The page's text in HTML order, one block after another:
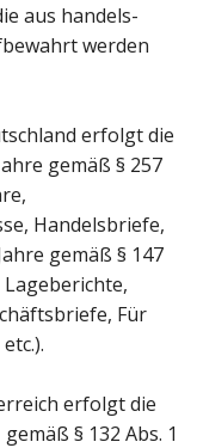
aus handels-
werden
erfolgt die
gemäß § 257
Handelsbriefe,
gemäß § 147
Lageberichte,
Für
erfolgt die
§ 132 Abs. 1